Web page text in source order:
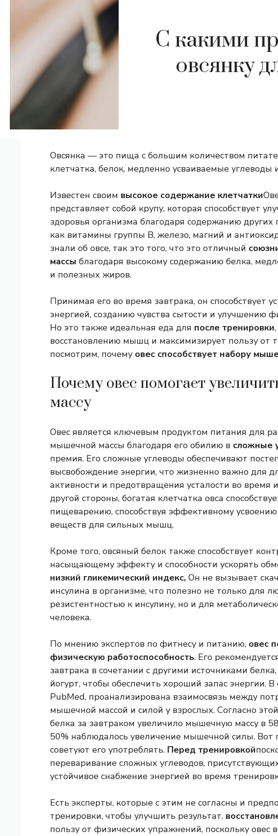
С какими
овсянку
Овсянка — это пища с большим количеством
клетчатка, белок, медленно усваиваемые
Известен своим высокое содержание клетчатки
представляет собой крупу, которая способствует
здоровья организма благодаря содержанию
как витамины группы B, железо, магний и
знали об овсе, так это того, что это отличный
массы благодаря высокому содержанию белка,
и полезных жиров.
Принимая его во время завтрака, он способствует
энергией, созданию чувства сытости и улучшению
Но это также идеальная еда для после тренировки
восстановлению мышц и максимизирует пользу от
посмотрим, почему овес способствует набору
Почему овес помогает
массу
Овес является ключевым продуктом питания для
мышечной массы благодаря его обилию в сложные
премия. Его сложные углеводы обеспечивают
высвобождение энергии, что жизненно важно для
активности и предотвращения усталости во время
другой стороны, богатая клетчатка овса
пищеварению, способствуя эффективному
веществ для сильных мышц.
Кроме того, овсяный белок также способствует
насыщающему эффекту и способности ускорять
низкий гликемический индекс, Он не вызывает
инсулина в организме, что полезно не только для
резистентностью к инсулину, но и для
человека.
По мнению экспертов по фитнесу и питанию, овес
физическую работоспособность. Его
завтрака в сочетании с другими источниками
йогурт, чтобы обеспечить хороший запас энергии.
PubMed, проанализирована взаимосвязь между
мышечной массой и силой у взрослых. Согласно
белка за завтраком увеличило мышечную массу в
50% наблюдалось увеличение мышечной силы. Вот
советуют его употреблять. Перед тренировкой
переваривание сложных углеводов,
устойчивое снабжение энергией во время
Есть эксперты, которые с этим не согласны и
тренировки, чтобы улучшить результат.
пользу от физических упражнений, поскольку овес